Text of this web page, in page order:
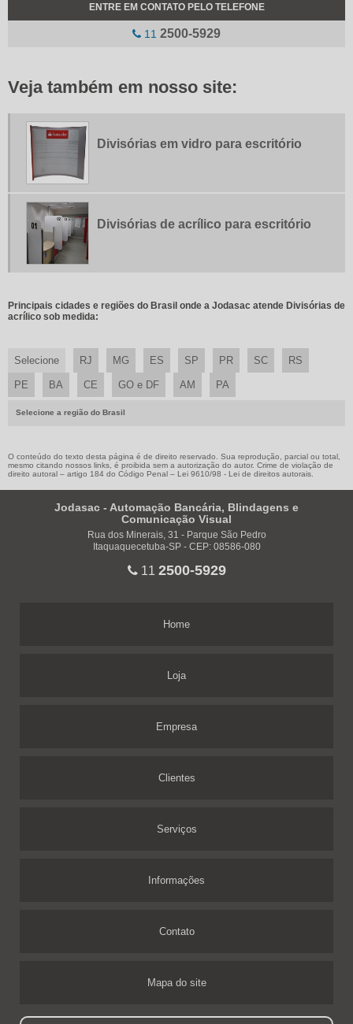
PLACAS DE COMUNICAÇÃO INTERNA
QUIOSQUE COMERCIAL
REVESTIMENTO EM ACM
REVESTIMENTO EM AÇO CORTEN
TOTEM CELULAR
TOTEM SINALIZAÇÃO EXTERNA
VALETA PARA TROCA DE ÓLEO
ENTRE EM CONTATO PELO TELEFONE
11 2500-5929
Veja também em nosso site:
Divisórias em vidro para escritório
Divisórias de acrílico para escritório
Principais cidades e regiões do Brasil onde a Jodasac atende Divisórias de
acrílico sob medida:
Selecione RJ MG ES SP PR SC RS
PE BA CE GO e DF AM PA
Selecione a região do Brasil
O conteúdo do texto desta página é de direito reservado. Sua reprodução, parcial ou total,
mesmo citando nossos links, é proibida sem a autorização do autor. Crime de violação de
direito autoral – artigo 184 do Código Penal – Lei 9610/98 - Lei de direitos autorais
Jodasac - Automação Bancária, Blindagens e
Comunicação Visual
Rua dos Minerais, 31 - Parque São Pedro
Itaquaquecetuba-SP - CEP: 08586-080
11 2500-5929
Home
Loja
Empresa
Clientes
Serviços
Informações
Contato
Mapa do site